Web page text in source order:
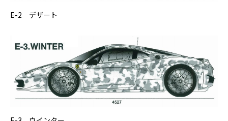
E-2 デザート